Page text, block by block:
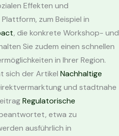
Effekten und
zum Beispiel in
, die konkrete Workshop- und
Sie zudem einen schnellen
in Ihrer Region.
sich der Artikel Nachhaltige
und stadtnahe
Regulatorische
etwa zu
ausführlich in